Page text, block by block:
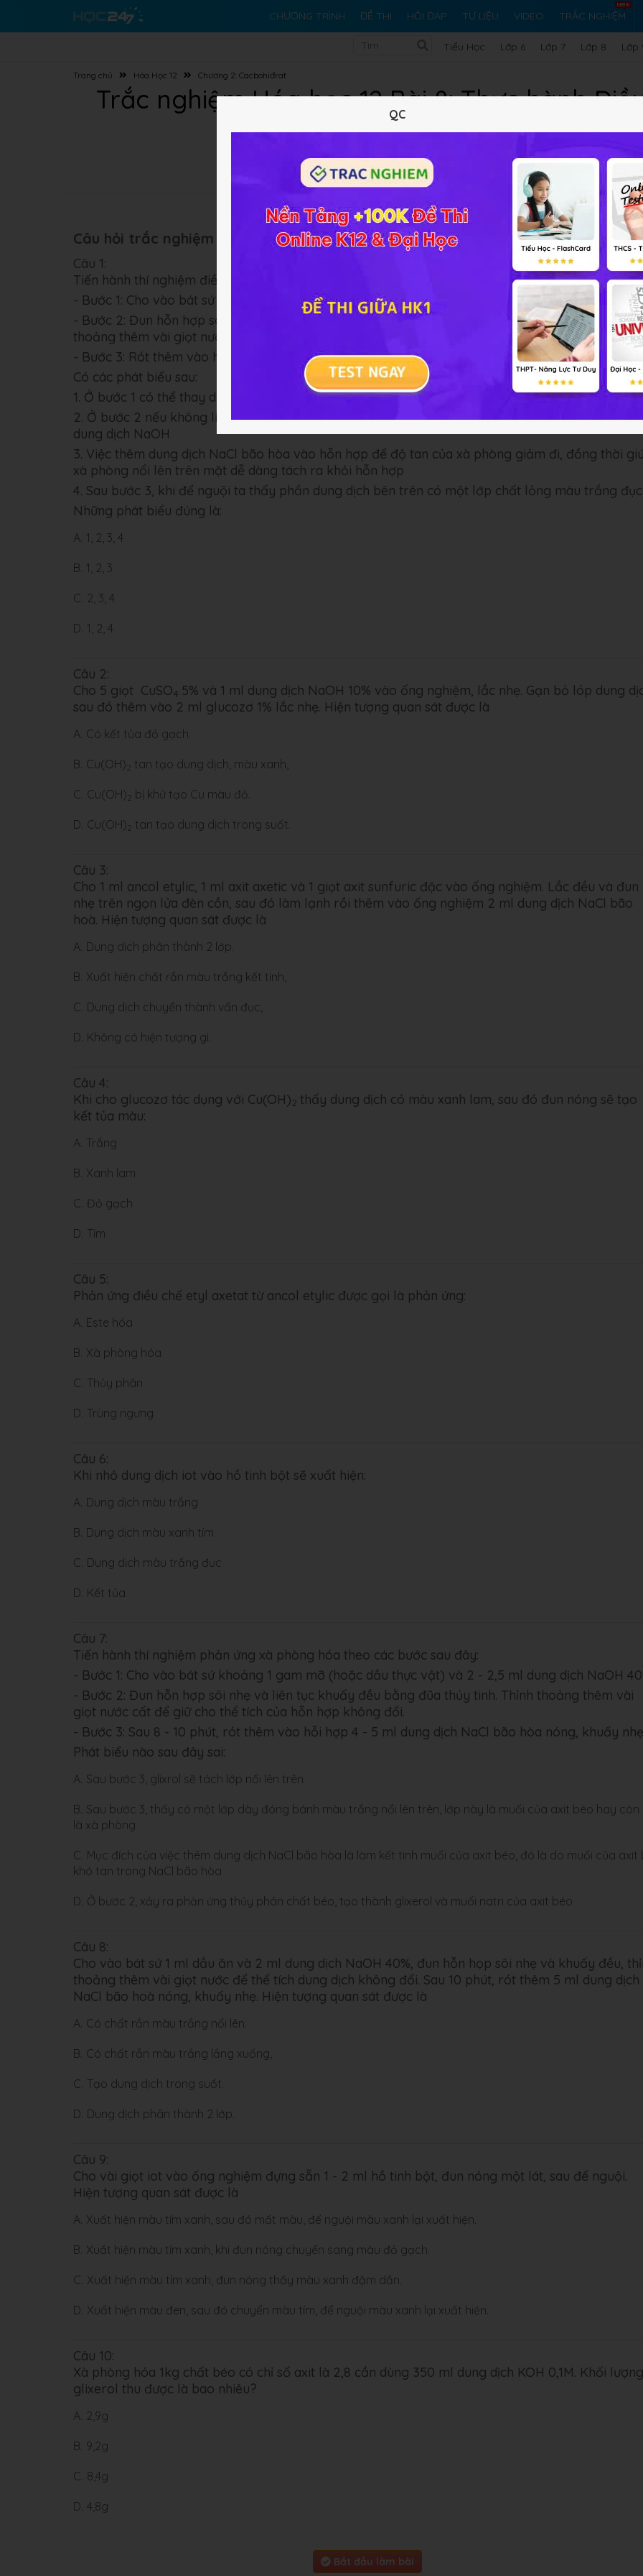
CHƯƠNG TRÌNH ĐỀ THI HỎI ĐÁP TƯ LIỆU VIDEO TRẮC NGHIỆM
Tiểu Học Lớp 6 Lớp 7 Lớp 8 Lớp
Trang chủ Hóa Học 12 Chương 2: Cacbohiđrat
Trắc nghiệm Hóa học 12 Bài 8: Thực hành
học của Este và
Lý thuyết Trắc nghiệm
Câu hỏi trắc nghiệm (10 câu):
Câu 1:
Tiến hành thí nghiệm điều chế xà phòng theo các bước dưới đây:
- Bước 1: Cho vào bát sứ nhỏ 1ml dầu ăn và 3ml dung dịch NaOH 40%
- Bước 2: Đun hỗn hợp sôi nhẹ và liên tục khuấy đều bằng đũa thủy tinh khoảng 8-10 phút. Thỉnh
thoảng thêm vài giọt nước cất để giữ cho thể tích hỗn hợp không đổi.
- Bước 3: Rót thêm vào hỗn hợp 4-5ml dung dịch NaCl bão hòa nóng, khuấy nhẹ. Sau đó để
Có các phát biểu sau:
1. Ở bước 1 có thể thay dầu ăn bằng mỡ động vật
2. Ở bước 2 nếu không liên tục khuấy đều phản ứng sẽ xảy ra chậm vì dầu ăn không tan trong
dung dịch NaOH
3. Việc thêm dung dịch NaCl bão hòa vào hỗn hợp để độ tan của xà phòng giảm đi, đồng thời
xà phòng nổi lên trên mặt dễ dàng tách ra khỏi hỗn hợp
4. Sau bước 3, khi để nguội ta thấy phần dung dịch bên trên có một lớp chất lỏng màu trắng đục
Những phát biểu đúng là:
A. 1, 2, 3, 4
B. 1, 2, 3
C. 2, 3, 4
D. 1, 2, 4
Câu 2:
Cho 5 giọt CuSO4 5% và 1 ml dung dịch NaOH 10% vào ống nghiệm, lắc nhẹ. Gạn bỏ lóp dung
sau đó thêm vào 2 ml glucozơ 1% lắc nhẹ. Hiện tượng quan sát được là
A. Có kết tủa đỏ gạch.
B. Cu(OH)2 tan tạo dung dịch, màu xanh,
C. Cu(OH)2 bị khử tạo Cu màu đỏ.
D. Cu(OH)2 tan tạo dung dịch trong suốt.
Câu 3:
Cho 1 ml ancol etylic, 1 ml axit axetic và 1 giọt axit sunfuric đặc vào ống nghiệm. Lắc đều và đun
nhẹ trên ngọn lửa đèn cồn, sau đó làm lạnh rồi thêm vào ống nghiệm 2 ml dung dịch NaCl bão
hoà. Hiện tượng quan sát được là
A. Dung dịch phân thành 2 lớp.
B. Xuất hiện chất rắn màu trắng kết tinh,
C. Dung dịch chuyển thành vẩn đục,
D. Không có hiện tượng gì.
Câu 4:
Khi cho glucozơ tác dụng với Cu(OH)2 thấy dung dịch có màu xanh lam, sau đó đun nóng sẽ tạo
kết tủa màu:
A. Trắng
B. Xanh lam
C. Đỏ gạch
D. Tím
Câu 5:
Phản ứng điều chế etyl axetat từ ancol etylic được gọi là phản ứng:
A. Este hóa
B. Xà phòng hóa
C. Thủy phân
D. Trùng ngưng
Câu 6:
Khi nhỏ dung dịch iot vào hồ tinh bột sẽ xuất hiện:
A. Dung dịch màu trắng
B. Dung dịch màu xanh tím
C. Dung dịch màu trắng đục
D. Kết tủa
Câu 7:
Tiến hành thí nghiệm phản ứng xà phòng hóa theo các bước sau đây:
- Bước 1: Cho vào bát sứ khoảng 1 gam mỡ (hoặc dầu thực vật) và 2 - 2,5 ml dung dịch NaOH
- Bước 2: Đun hỗn hợp sôi nhẹ và liên tục khuấy đều bằng đũa thủy tinh. Thỉnh thoảng thêm vài
giọt nước cất để giữ cho thể tích của hỗn hợp không đổi.
- Bước 3: Sau 8 - 10 phút, rót thêm vào hỗi hợp 4 - 5 ml dung dịch NaCl bão hòa nóng, khuấy
Phát biểu nào sau đây sai:
A. Sau bước 3, glixrol sẽ tách lớp nổi lên trên
B. Sau bước 3, thấy có một lớp dày đóng bánh màu trắng nổi lên trên, lớp này là muối của axit béo hay còn
là xà phòng
C. Mục đích của việc thêm dung dịch NaCl bão hòa là làm kết tinh muối của axit béo, đó là do muối của axit
khó tan trong NaCl bão hòa
D. Ở bước 2, xảy ra phản ứng thủy phân chất béo, tạo thành glixerol và muối natri của axit béo
Câu 8:
Cho vào bát sứ 1 ml dầu ăn và 2 ml dung dịch NaOH 40%, đun hỗn họp sôi nhẹ và khuấy đều,
thoảng thêm vài giọt nước để thể tích dung dịch không đổi. Sau 10 phút, rót thêm 5 ml dung dịch
NaCl bão hoà nóng, khuấy nhẹ. Hiện tượng quan sát được là
A. Có chất rắn màu trắng nổi lên.
B. Có chất rắn màu trắng lắng xuống,
C. Tạo dung dịch trong suốt.
D. Dung dịch phân thành 2 lớp.
Câu 9:
Cho vài giọt iot vào ống nghiệm đựng sẵn 1 - 2 ml hồ tinh bột, đun nóng một lát, sau để nguội.
Hiện tượng quan sát được là
A. Xuất hiện màu tím xanh, sau đó mất màu, để nguội màu xanh lại xuất hiện.
B. Xuất hiện màu tím xanh, khi đun nóng chuyển sang màu đỏ gạch.
C. Xuất hiện màu tím xanh, đun nóng thấy màu xanh đậm dần.
D. Xuất hiện màu đen, sau đó chuyển màu tím, để nguội màu xanh lại xuất hiện.
Câu 10:
Xà phòng hóa 1kg chất béo có chỉ số axit là 2,8 cần dùng 350 ml dung dịch KOH 0,1M. Khối lượng
glixerol thu được là bao nhiêu?
A. 2,9g
B. 9,2g
C. 8,4g
D. 4,8g
Bắt đầu làm bài
QC